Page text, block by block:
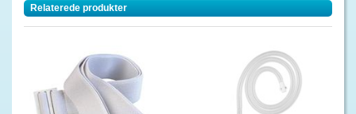
Relaterede produkter